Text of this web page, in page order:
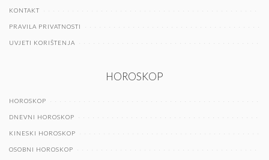
KONTAKT
PRAVILA PRIVATNOSTI
UVJETI KORIŠTENJA
HOROSKOP
HOROSKOP
DNEVNI HOROSKOP
KINESKI HOROSKOP
OSOBNI HOROSKOP